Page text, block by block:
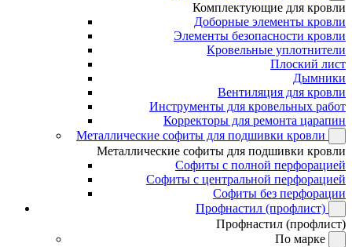
Комплектующие для кровли
Доборные элементы кровли
Элементы безопасности кровли
Кровельные уплотнители
Плоский лист
Дымники
Вентиляция для кровли
Инструменты для кровельных работ
Корректоры для ремонта царапин
Металлические софиты для подшивки кровли
Металлические софиты для подшивки кровли
Софиты с полной перфорацией
Софиты с центральной перфорацией
Софиты без перфорации
Профнастил (профлист)
Профнастил (профлист)
По марке